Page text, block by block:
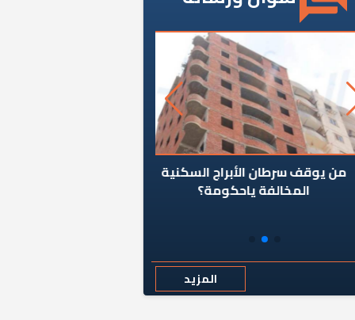
من يوقف سرطان الأبراج السكنية
المخالفة ياحكومة؟
المزيد